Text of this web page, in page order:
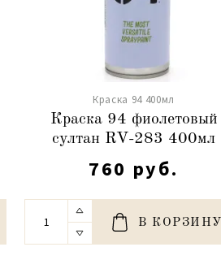
Краска 94 400мл
Краска 94 фиолетовый
султан RV-283 400мл
760 руб.
В КОРЗИНУ